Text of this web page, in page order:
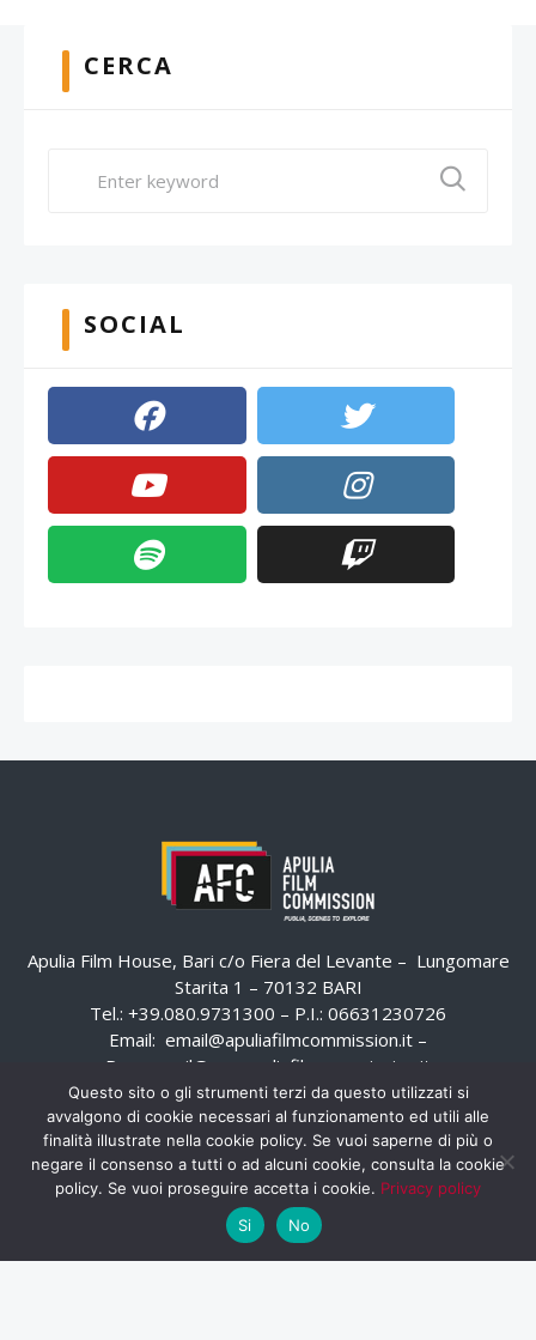
CERCA
SOCIAL
Apulia Film House, Bari c/o Fiera del Levante – Lungomare
Starita 1 – 70132 BARI
Tel.: +39.080.9731300 – P.I.: 06631230726
Email: email@apuliafilmcommission.it –
Pec:
email@pec.apuliafilmcommission.it
Questo sito o gli strumenti terzi da questo utilizzati si
avvalgono di cookie necessari al funzionamento ed utili alle
finalità illustrate nella cookie policy. Se vuoi saperne di più o
negare il consenso a tutti o ad alcuni cookie, consulta la cookie
policy. Se vuoi proseguire accetta i cookie. Privacy policy
Si
No